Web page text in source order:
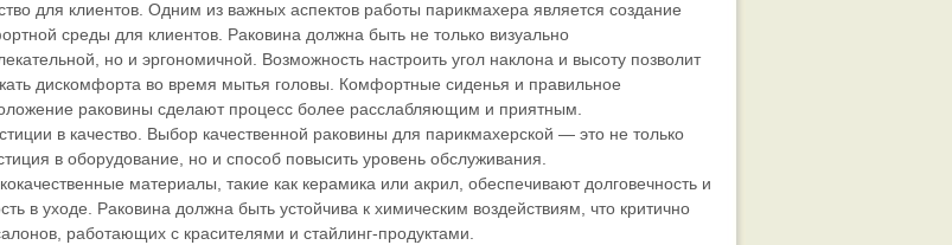
для клиентов. Одним из важных аспектов работы парикмахера является создание
среды для клиентов. Раковина должна быть не только визуально
но и эргономичной. Возможность настроить угол наклона и высоту позволит
дискомфорта во время мытья головы. Комфортные сиденья и правильное
раковины сделают процесс более расслабляющим и приятным.
в качество. Выбор качественной раковины для парикмахерской — это не только
в оборудование, но и способ повысить уровень обслуживания.
материалы, такие как керамика или акрил, обеспечивают долговечность и
в уходе. Раковина должна быть устойчива к химическим воздействиям, что критично
работающих с красителями и стайлинг-продуктами.